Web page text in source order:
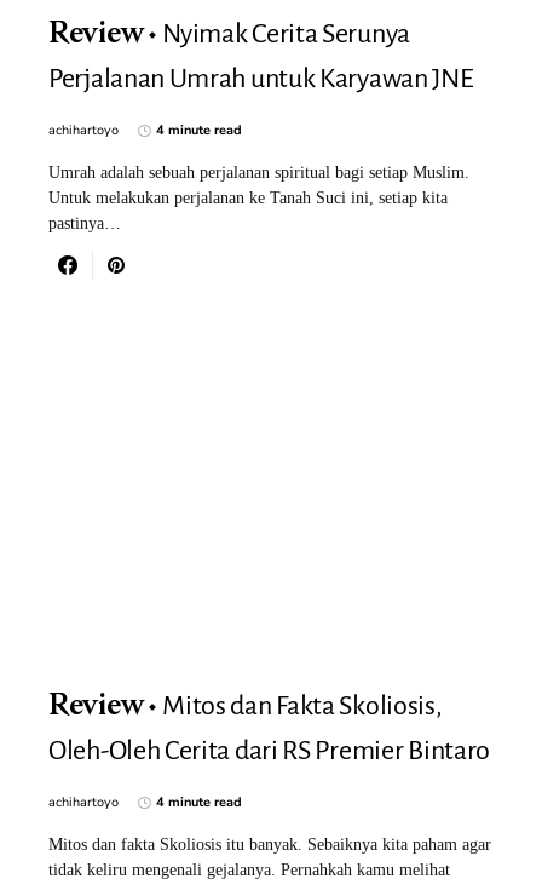
Review
Nyimak Cerita Serunya
Perjalanan Umrah untuk Karyawan JNE
achihartoyo 4 minute read
Umrah adalah sebuah perjalanan spiritual bagi setiap Muslim.
Untuk melakukan perjalanan ke Tanah Suci ini, setiap kita
pastinya…
Review
Mitos dan Fakta Skoliosis,
Oleh-Oleh Cerita dari RS Premier Bintaro
achihartoyo 4 minute read
Mitos dan fakta Skoliosis itu banyak. Sebaiknya kita paham agar
tidak keliru mengenali gejalanya. Pernahkah kamu melihat